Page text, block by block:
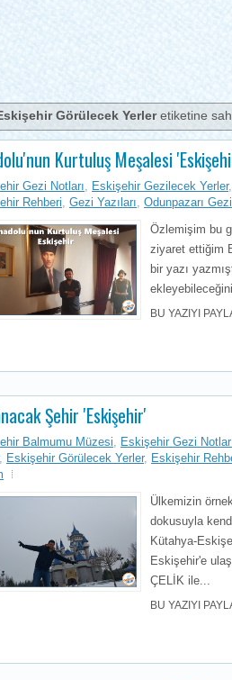
Görülecek Yerleretiketine
Kurtuluş Meşalesi
Gezi Notları Eskişehir Gezilecek Yerler,
Rehberi
Gezi Yazıları Odunpazarı
Özlemişim bu
ziyaret ettiğim
bir yazı
BU YAZIYI
Şehir 'Eskişehir'
Balmumu Müzesi Eskişehir Gezi
Eskişehir Görülecek Yerler, Eskişehir
Ülkemizin
dokusuyla
Kütahya-
Eskişehir'e
ÇELİK ile...
BU YAZIYI